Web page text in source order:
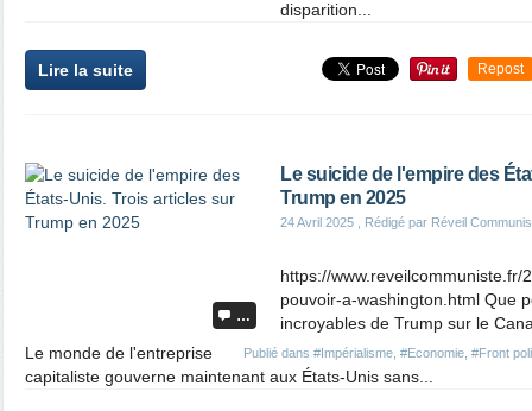
disparition...
Lire la suite Repost
…
Le suicide de l'empire des
Trump en 2025
24 Avril 2025 , Rédigé par Réveil
Publié dans #Impérialisme #Economie #Front
https://
pouvoir-a-washington.html Que
incroyables de Trump sur le
Le monde de l'entreprise
capitaliste gouverne maintenant aux États-Unis sans...